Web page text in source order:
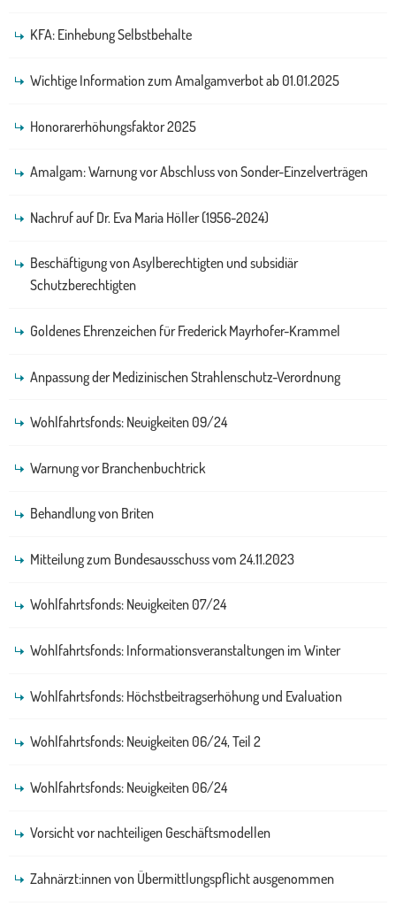
KFA: Einhebung Selbstbehalte
Wichtige Information zum Amalgamverbot ab 01.01.2025
Honorarerhöhungsfaktor 2025
Amalgam: Warnung vor Abschluss von Sonder-Einzelverträgen
Nachruf auf Dr. Eva Maria Höller (1956-2024)
Beschäftigung von Asylberechtigten und subsidiär
Schutzberechtigten
Goldenes Ehrenzeichen für Frederick Mayrhofer-Krammel
Anpassung der Medizinischen Strahlenschutz-Verordnung
Wohlfahrtsfonds: Neuigkeiten 09/24
Warnung vor Branchenbuchtrick
Behandlung von Briten
Mitteilung zum Bundesausschuss vom 24.11.2023
Wohlfahrtsfonds: Neuigkeiten 07/24
Wohlfahrtsfonds: Informationsveranstaltungen im Winter
Wohlfahrtsfonds: Höchstbeitragserhöhung und Evaluation
Wohlfahrtsfonds: Neuigkeiten 06/24, Teil 2
Wohlfahrtsfonds: Neuigkeiten 06/24
Vorsicht vor nachteiligen Geschäftsmodellen
Zahnärzt:innen von Übermittlungspflicht ausgenommen